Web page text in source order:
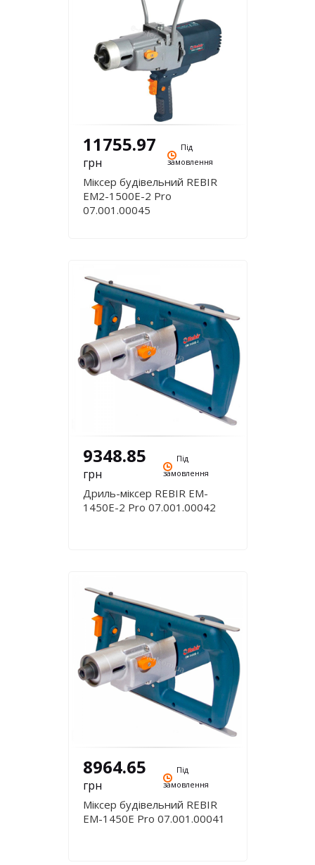
11755.97
грн
Під
замовлення
Міксер будівельний REBIR
EM2-1500E-2 Pro
07.001.00045
9348.85
грн
Під
замовлення
Дриль-міксер REBIR EM-
1450E-2 Pro 07.001.00042
8964.65
грн
Під
замовлення
Міксер будівельний REBIR
EM-1450E Pro 07.001.00041